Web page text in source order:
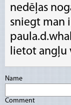
nedēļas
sniegt man
lietot angļu
Name
Comment